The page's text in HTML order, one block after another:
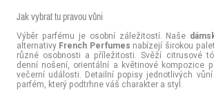
Jak vybrat tu pravou vůni
Výběr parfému je osobní záležitostí. Naše
alternativy French Perfumes nabízejí širokou
různé osobnosti a příležitosti. Svěží citrusové
denní nošení, orientální a květinové kompozice
večerní události. Detailní popisy jednotlivých
parfém, který podtrhne váš charakter a styl.